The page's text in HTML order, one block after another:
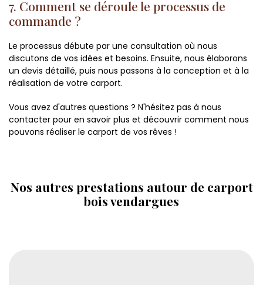
7. Comment se déroule le processus de
commande ?
Le processus débute par une consultation où nous
discutons de vos idées et besoins. Ensuite, nous élaborons
un devis détaillé, puis nous passons à la conception et à la
réalisation de votre carport.
Vous avez d'autres questions ? N'hésitez pas à nous
contacter pour en savoir plus et découvrir comment nous
pouvons réaliser le carport de vos rêves !
Nos autres prestations autour de carport
bois vendargues